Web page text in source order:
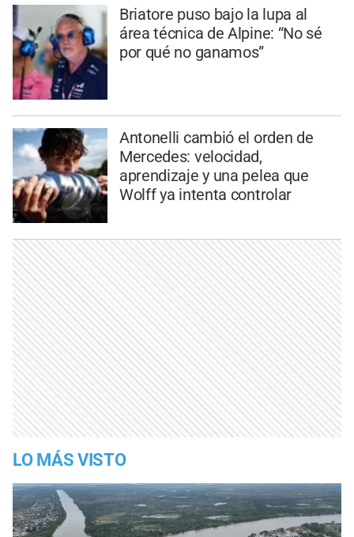
Briatore puso bajo la lupa al
área técnica de Alpine: “No sé
por qué no ganamos”
Antonelli cambió el orden de
Mercedes: velocidad,
aprendizaje y una pelea que
Wolff ya intenta controlar
LO MÁS VISTO